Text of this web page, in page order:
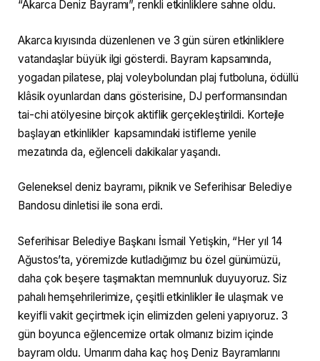
“Akarca Deniz Bayramı”, renkli etkinliklere sahne oldu.
Akarca kıyısında düzenlenen ve 3 gün süren etkinliklere
vatandaşlar büyük ilgi gösterdi. Bayram kapsamında,
yogadan pilatese, plaj voleybolundan plaj futboluna, ödüllü
klâsik oyunlardan dans gösterisine, DJ performansından
tai-chi atölyesine birçok aktiflik gerçekleştirildi. Kortejle
başlayan etkinlikler kapsamındaki istifleme yenile
mezatında da, eğlenceli dakikalar yaşandı.
Geleneksel deniz bayramı, piknik ve Seferihisar Belediye
Bandosu dinletisi ile sona erdi.
Seferihisar Belediye Başkanı İsmail Yetişkin, “Her yıl 14
Ağustos’ta, yöremizde kutladığımız bu özel günümüzü,
daha çok beşere taşımaktan memnunluk duyuyoruz. Siz
pahalı hemşehrilerimize, çeşitli etkinlikler ile ulaşmak ve
keyifli vakit geçirtmek için elimizden geleni yapıyoruz. 3
gün boyunca eğlencemize ortak olmanız bizim içinde
bayram oldu. Umarım daha kaç hoş Deniz Bayramlarını